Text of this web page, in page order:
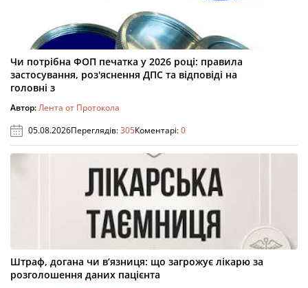
Чи потрібна ФОП печатка у 2026 році: правила
застосування, роз'яснення ДПС та відповіді на
головні з
Автор:Лента от Протокола
05.08.2026Переглядів:305Коментарі:0
Штраф, догана чи в’язниця: що загрожує лікарю за
розголошення даних пацієнта